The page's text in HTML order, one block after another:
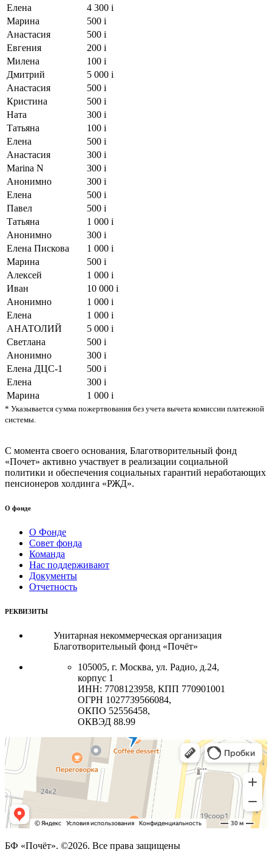
Елена
4 300 i
Марина
500 i
Анастасия
500 i
Евгения
200 i
Милена
100 i
Дмитрий
5 000 i
Анастасия
500 i
Кристина
500 i
Ната
300 i
Татьяна
100 i
Елена
500 i
Анастасия
300 i
Marina N
300 i
Анонимно
300 i
Елена
500 i
Павел
500 i
Татьяна
1 000 i
Анонимно
300 i
Елена Пискова
1 000 i
Марина
500 i
Алексей
1 000 i
Иван
10 000 i
Анонимно
1 000 i
Елена
1 000 i
АНАТОЛИЙ
5 000 i
Светлана
500 i
Анонимно
300 i
Елена ДЦС-1
500 i
Елена
300 i
Марина
1 000 i
* Указывается сумма пожертвования без учета вычета комиссии платежной
системы.
С момента своего основания, Благотворительный фонд
«Почет» активно участвует в реализации социальной
политики и обеспечения социальных гарантий неработающих
пенсионеров холдинга «РЖД».
О фонде
О Фонде
Совет фонда
Команда
Нас поддерживают
Документы
Отчетность
РЕКВИЗИТЫ
Унитарная некоммерческая организация
Благотворительный фонд «Почёт»
105005, г. Москва, ул. Радио, д.24,
корпус 1
ИНН: 7708123958, КПП 770901001
ОГРН 1027739566084,
ОКПО 52556458,
ОКВЭД 88.99
БФ «Почёт». ©2026. Все права защищены